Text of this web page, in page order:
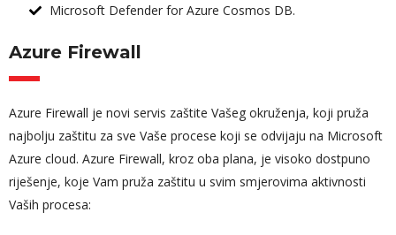
Microsoft Defender for Azure Cosmos DB.
Azure Firewall
Azure Firewall je novi servis zaštite Vašeg okruženja, koji pruža
najbolju zaštitu za sve Vaše procese koji se odvijaju na Microsoft
Azure cloud. Azure Firewall, kroz oba plana, je visoko dostpuno
riješenje, koje Vam pruža zaštitu u svim smjerovima aktivnosti
Vaših procesa: